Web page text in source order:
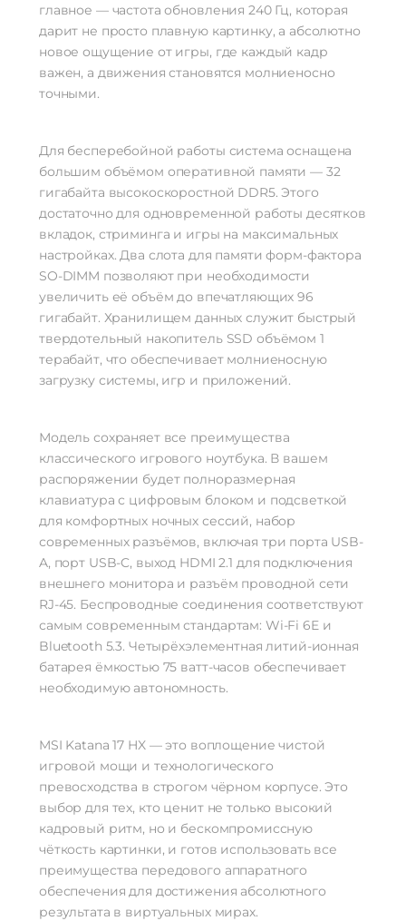
главное — частота обновления 240 Гц, которая
дарит не просто плавную картинку, а абсолютно
новое ощущение от игры, где каждый кадр
важен, а движения становятся молниеносно
точными.
Для бесперебойной работы система оснащена
большим объёмом оперативной памяти — 32
гигабайта высокоскоростной DDR5. Этого
достаточно для одновременной работы десятков
вкладок, стриминга и игры на максимальных
настройках. Два слота для памяти форм-фактора
SO-DIMM позволяют при необходимости
увеличить её объём до впечатляющих 96
гигабайт. Хранилищем данных служит быстрый
твердотельный накопитель SSD объёмом 1
терабайт, что обеспечивает молниеносную
загрузку системы, игр и приложений.
Модель сохраняет все преимущества
классического игрового ноутбука. В вашем
распоряжении будет полноразмерная
клавиатура с цифровым блоком и подсветкой
для комфортных ночных сессий, набор
современных разъёмов, включая три порта USB-
A, порт USB-C, выход HDMI 2.1 для подключения
внешнего монитора и разъём проводной сети
RJ-45. Беспроводные соединения соответствуют
самым современным стандартам: Wi-Fi 6E и
Bluetooth 5.3. Четырёхэлементная литий-ионная
батарея ёмкостью 75 ватт-часов обеспечивает
необходимую автономность.
MSI Katana 17 HX — это воплощение чистой
игровой мощи и технологического
превосходства в строгом чёрном корпусе. Это
выбор для тех, кто ценит не только высокий
кадровый ритм, но и бескомпромиссную
чёткость картинки, и готов использовать все
преимущества передового аппаратного
обеспечения для достижения абсолютного
результата в виртуальных мирах.